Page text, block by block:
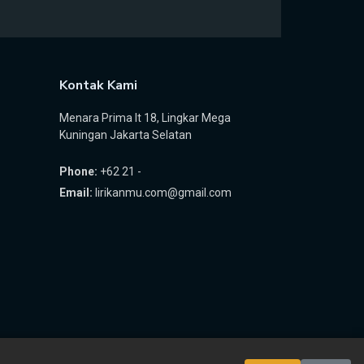
Kontak Kami
Menara Prima lt 18, Lingkar Mega
Kuningan Jakarta Selatan
Phone: +62 21 -
Email: lirikanmu.com@gmail.com